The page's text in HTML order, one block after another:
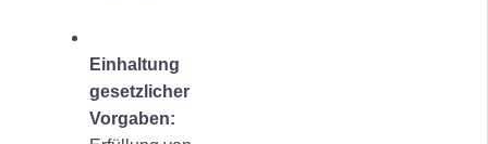
Einhaltung
gesetzlicher
Vorgaben: